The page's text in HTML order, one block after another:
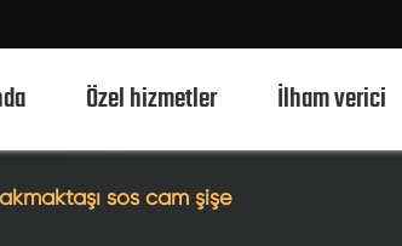
Özel hizmetler İlham verici
sos cam şişe